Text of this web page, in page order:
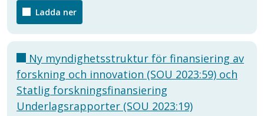
Ladda ner
Ny myndighetsstruktur för finansiering av
forskning och innovation (SOU 2023:59) och
Statlig forskningsfinansiering
Underlagsrapporter (SOU 2023:19)